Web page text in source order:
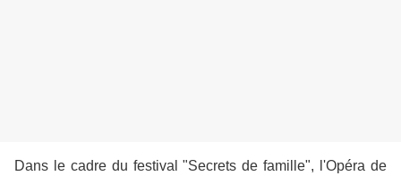
Dans le cadre du festival "Secrets de famille", l'Opéra de